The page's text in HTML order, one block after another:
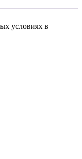
условиях в